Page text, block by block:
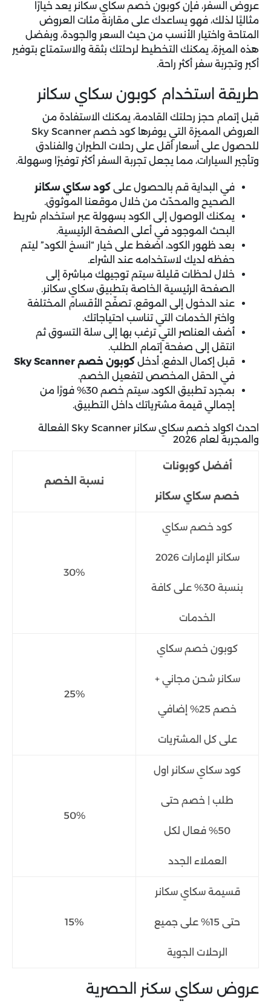
عروض السفر، فإن كوبون خصم سكاي سكانر يعد خيارًا
مثاليًا لذلك، فهو يساعدك على مقارنة مئات العروض
المتاحة واختيار الأنسب من حيث السعر والجودة، وبفضل
هذه الميزة، يمكنك التخطيط لرحلتك بثقة والاستمتاع بتوفير
أكبر وتجربة سفر أكثر راحة.
طريقة استخدام كوبون سكاي سكانر
قبل إتمام حجز رحلتك القادمة، يمكنك الاستفادة من
العروض المميزة التي يوفرها كود خصم Sky Scanner
للحصول على أسعار أقل على رحلات الطيران والفنادق
وتأجير السيارات، مما يجعل تجربة السفر أكثر توفيرًا وسهولة.
في البداية قم بالحصول على كود سكاي سكانر
الصحيح والمحدّث من خلال موقعنا الموثوق.
يمكنك الوصول إلى الكود بسهولة عبر استخدام شريط
البحث الموجود في أعلى الصفحة الرئيسية.
بعد ظهور الكود، اضغط على خيار “انسخ الكود” ليتم
حفظه لديك لاستخدامه عند الشراء.
خلال لحظات قليلة سيتم توجيهك مباشرة إلى
الصفحة الرئيسية الخاصة بتطبيق سكاي سكانر.
عند الدخول إلى الموقع، تصفّح الأقسام المختلفة
واختر الخدمات التي تناسب احتياجاتك.
أضف العناصر التي ترغب بها إلى سلة التسوق ثم
انتقل إلى صفحة إتمام الطلب.
قبل إكمال الدفع، أدخل كوبون خصم Sky Scanner
في الحقل المخصص لتفعيل الخصم.
بمجرد تطبيق الكود، سيتم خصم 30% فورًا من
إجمالي قيمة مشترياتك داخل التطبيق.
احدث اكواد خصم سكاي سكانر Sky Scanner الفعالة
والمجربة لعام 2026
أفضل كوبونات
خصم سكاي سكانر
نسبة الخصم
كود خصم سكاي
سكانر الإمارات 2026
بنسبة 30% على كافة
الخدمات
30%
كوبون خصم سكاي
سكانر شحن مجاني +
خصم 25% إضافي
على كل المشتريات
25%
كود سكاي سكانر اول
طلب | خصم حتى
50% فعال لكل
العملاء الجدد
50%
قسيمة سكاي سكانر
حتى 15% على جميع
الرحلات الجوية
15%
عروض سكاي سكنر الحصرية